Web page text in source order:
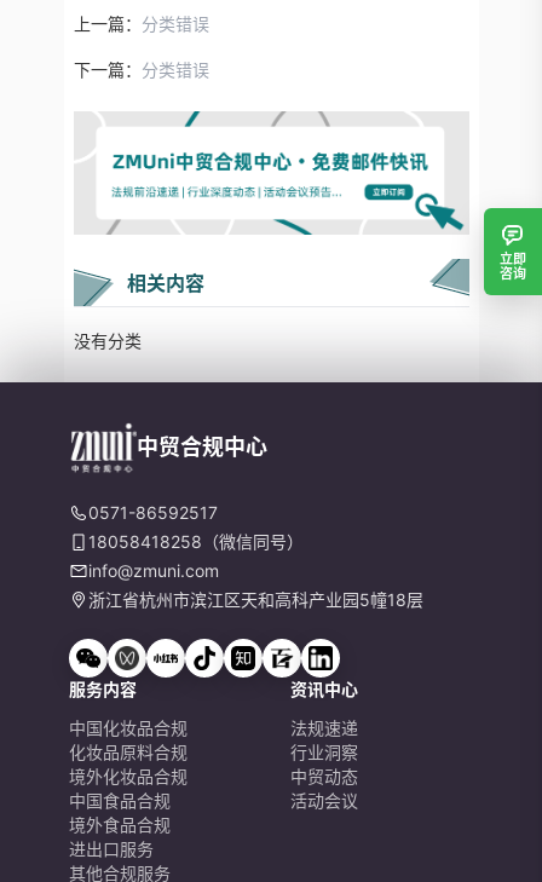
上一篇： 分类错误
下一篇： 分类错误
相关内容
没有分类
立即
咨询
中贸合规中心
0571-86592517
18058418258（微信同号）
info@zmuni.com
浙江省杭州市滨江区天和高科产业园5幢18层
服务内容
中国化妆品合规
化妆品原料合规
境外化妆品合规
中国食品合规
境外食品合规
进出口服务
其他合规服务
资讯中心
法规速递
行业洞察
中贸动态
活动会议